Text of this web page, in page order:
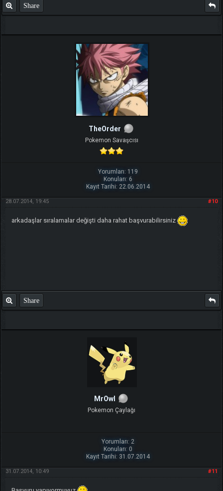
Share
TheOrder
Pokemon Savaşcısı
Yorumları: 119
Konuları: 6
Kayıt Tarihi: 22.06.2014
#10
28.07.2014, 19:45
arkadaşlar sıralamalar değişti daha rahat başvurabilirsiniz
Share
MrOwl
Pokemon Çaylağı
Yorumları: 2
Konuları: 0
Kayıt Tarihi: 31.07.2014
#11
31.07.2014, 10:49